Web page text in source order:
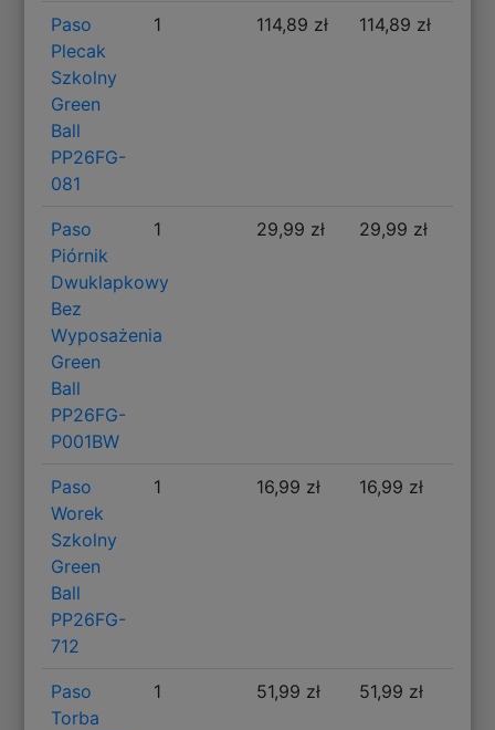
Paso
Plecak
Szkolny
Green
Ball
PP26FG-
081
1 114,89 zł 114,89 zł
Paso
Piórnik
Dwuklapkowy
Bez
Wyposażenia
Green
Ball
PP26FG-
P001BW
1 29,99 zł 29,99 zł
Paso
Worek
Szkolny
Green
Ball
PP26FG-
712
1 16,99 zł 16,99 zł
Paso
Torba
1 51,99 zł 51,99 zł